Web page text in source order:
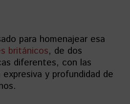
para homenajear esa
británicos, de dos
diferentes, con las
y profundidad de